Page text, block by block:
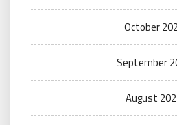
October
September
August